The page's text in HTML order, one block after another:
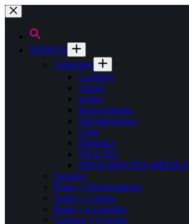
Saltar
al
contenido
PERROS
Alimentos
Cachorro
Adulto
Senior
Raza pequeña
Hipoalergénico
Light
Húmedos
SNACKS
PRESCRIPCIÓN MÉDICA
Juguetes
Platos y Dispensadores
Jaulas y Caniles
Ropa y Accesorios
Cadenas y Cuerdas